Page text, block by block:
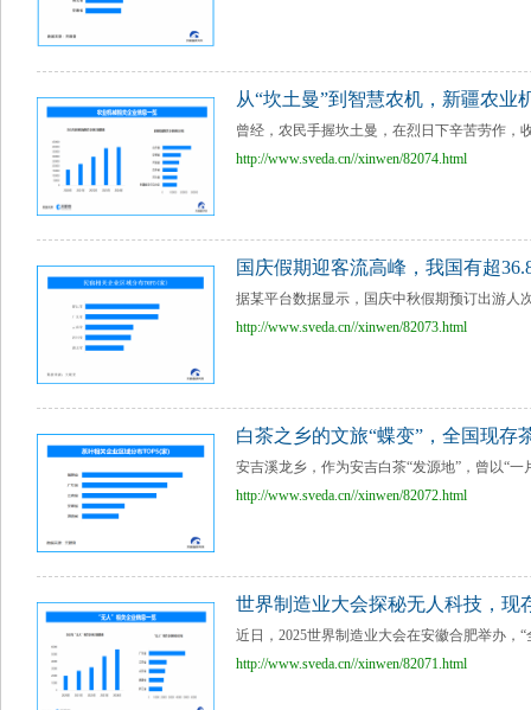
从“坎土曼”到智慧农机，新疆农业
曾经，农民手握坎土曼，在烈日下辛苦劳作，
http://www.sveda.cn//xinwen/82074.html
国庆假期迎客流高峰，我国有超
据某平台数据显示，国庆中秋假期预订出游人
http://www.sveda.cn//xinwen/82073.html
白茶之乡的文旅“蝶变”，全国现存
安吉溪龙乡，作为安吉白茶“发源地”，曾以“
http://www.sveda.cn//xinwen/82072.html
世界制造业大会探秘无人科技，现
近日，2025世界制造业大会在安徽合肥举办，
http://www.sveda.cn//xinwen/82071.html